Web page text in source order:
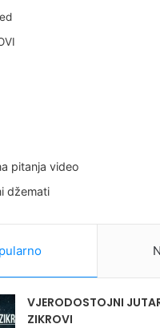
pitanja video
džemati
VJERODOSTOJNI
ZIKROVI